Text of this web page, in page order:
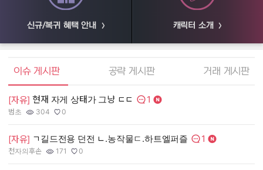
신규/복귀 혜택 안내 캐릭터 소개
엘소드 커뮤니티
이슈 게시판 공략 게시판 거래 게시판
[자유] 현재 자게 상태가 그냥 ㄷㄷ 댓글수:
1
작성자:
범초
조회수:
304
추천수:
0
[자유] ㄱ길드전용 던전 ㄴ.농작물ㄷ.하트엘퍼즐 댓글수:
1
작성자:
천자의후손
조회수:
171
추천수:
0